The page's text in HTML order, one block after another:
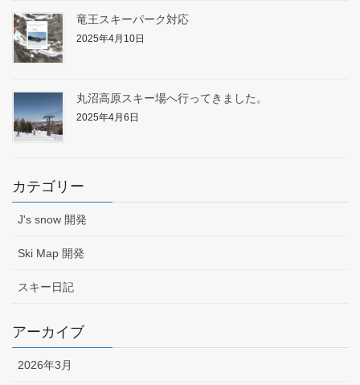
竜王スキーパーク対応
2025年4月10日
丸沼高原スキー場へ行ってきました。
2025年4月6日
カテゴリー
J's snow 開発
Ski Map 開発
スキー日記
アーカイブ
2026年3月